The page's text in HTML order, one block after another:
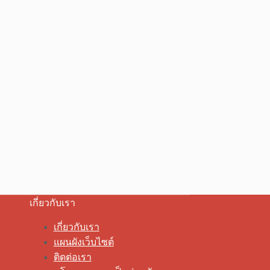
เกี่ยวกับเรา
เกี่ยวกับเรา
แผนผังเว็บไซต์
ติดต่อเรา